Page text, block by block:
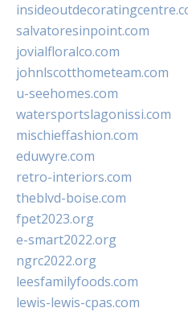
salvatoresinpoint.com
jovialfloralco.com
johnlscotthometeam.com
u-seehomes.com
watersportslagonissi.com
mischieffashion.com
eduwyre.com
retro-interiors.com
theblvd-boise.com
fpet2023.org
e-smart2022.org
ngrc2022.org
leesfamilyfoods.com
lewis-lewis-cpas.com